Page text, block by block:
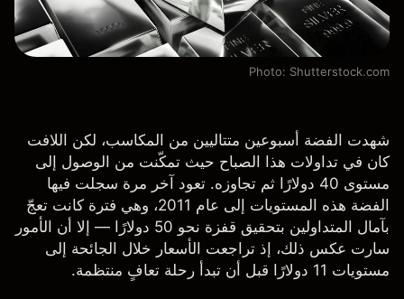
Photo: Shutterstock.com
شهدت الفضة أسبوعين متتاليين من المكاسب، لكن اللافت
كان في تداولات هذا الصباح حيث تمكّنت من الوصول إلى
مستوى 40 دولارًا ثم تجاوزه. تعود آخر مرة سجلت فيها
الفضة هذه المستويات إلى عام 2011، وهي فترة كانت تعجّ
بآمال المتداولين بتحقيق قفزة نحو 50 دولارًا — إلا أن الأمور
سارت عكس ذلك، إذ تراجعت الأسعار خلال الجائحة إلى
مستويات 11 دولارًا قبل أن تبدأ رحلة تعافٍ منتظمة.